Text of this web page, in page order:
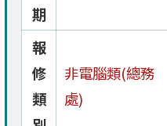
期
報
修
類
非電腦類(總務
處)